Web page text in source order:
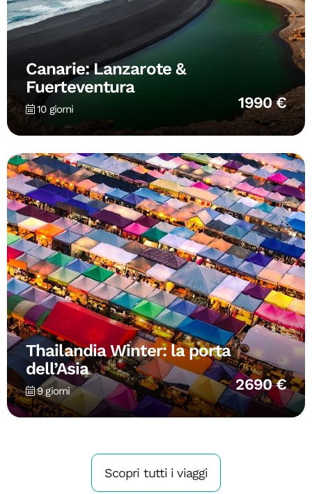
Canarie: Lanzarote &
Fuerteventura
10 giorni 1990 €
Thailandia Winter: la porta
dell’Asia
9 giorni 2690 €
Scopri tutti i viaggi